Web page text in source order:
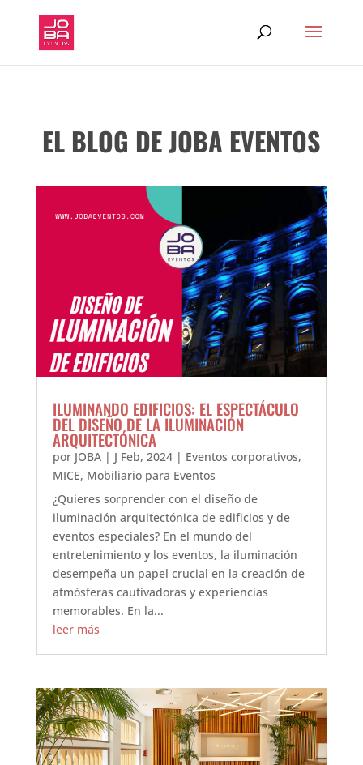
EL BLOG DE JOBA EVENTOS
ILUMINANDO EDIFICIOS: EL ESPECTÁCULO
DEL DISEÑO DE LA ILUMINACIÓN
ARQUITECTÓNICA
por JOBA| J Feb, 2024| Eventos corporativos,
MICE, Mobiliario para Eventos
¿Quieres sorprender con el diseño de
iluminación arquitectónica de edificios y de
eventos especiales? En el mundo del
entretenimiento y los eventos, la iluminación
desempeña un papel crucial en la creación de
atmósferas cautivadoras y experiencias
memorables. En la...
leer más